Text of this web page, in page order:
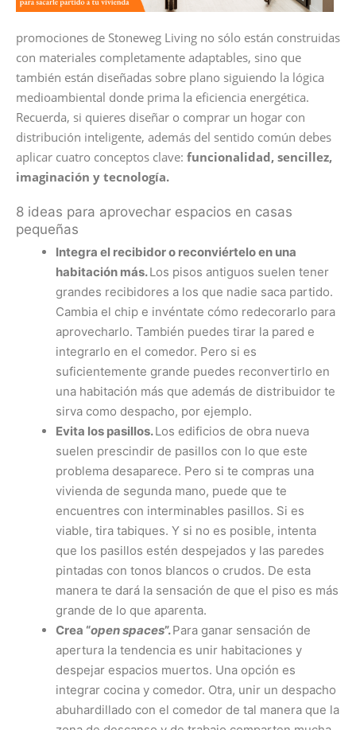
promociones de Stoneweg Living no sólo están construidas
con materiales completamente adaptables, sino que
también están diseñadas sobre plano siguiendo la lógica
medioambiental donde prima la eficiencia energética.
Recuerda, si quieres diseñar o comprar un hogar con
distribución inteligente, además del sentido común debes
aplicar cuatro conceptos clave: funcionalidad, sencillez,
imaginación y tecnología.
8 ideas para aprovechar espacios en casas
pequeñas
Integra el recibidor o reconviértelo en una
habitación más.Los pisos antiguos suelen tener
grandes recibidores a los que nadie saca partido.
Cambia el chip e invéntate cómo redecorarlo para
aprovecharlo. También puedes tirar la pared e
integrarlo en el comedor. Pero si es
suficientemente grande puedes reconvertirlo en
una habitación más que además de distribuidor te
sirva como despacho, por ejemplo.
Evita los pasillos.Los edificios de obra nueva
suelen prescindir de pasillos con lo que este
problema desaparece. Pero si te compras una
vivienda de segunda mano, puede que te
encuentres con interminables pasillos. Si es
viable, tira tabiques. Y si no es posible, intenta
que los pasillos estén despejados y las paredes
pintadas con tonos blancos o crudos. De esta
manera te dará la sensación de que el piso es más
grande de lo que aparenta.
Crea “open spaces”.Para ganar sensación de
apertura la tendencia es unir habitaciones y
despejar espacios muertos. Una opción es
integrar cocina y comedor. Otra, unir un despacho
abuhardillado con el comedor de tal manera que la